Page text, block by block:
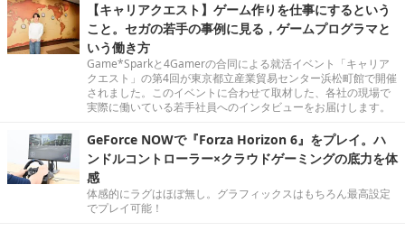
【キャリアクエスト】ゲーム作りを仕事にするという
こと。セガの若手の事例に見る，ゲームプログラマと
いう働き方
Game*Sparkと4Gamerの合同による就活イベント「キャリア
クエスト」の第4回が東京都立産業貿易センター浜松町館で開催
されました。このイベントに合わせて取材した、各社の現場で
実際に働いている若手社員へのインタビューをお届けします。
GeForce NOWで『Forza Horizon 6』をプレイ。ハ
ンドルコントローラー×クラウドゲーミングの底力を体
感
体感的にラグはほぼ無し。グラフィックスはもちろん最高設定
でプレイ可能！